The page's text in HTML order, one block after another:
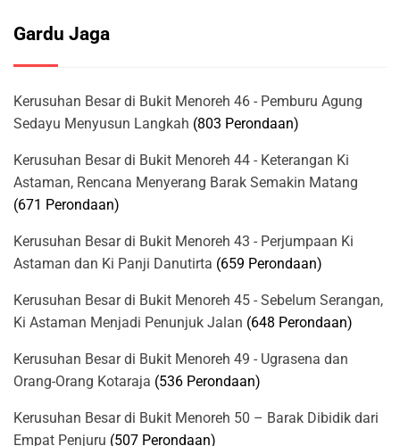
Gardu Jaga
Kerusuhan Besar di Bukit Menoreh 46 - Pemburu Agung
Sedayu Menyusun Langkah (803 Perondaan)
Kerusuhan Besar di Bukit Menoreh 44 - Keterangan Ki
Astaman, Rencana Menyerang Barak Semakin Matang
(671 Perondaan)
Kerusuhan Besar di Bukit Menoreh 43 - Perjumpaan Ki
Astaman dan Ki Panji Danutirta (659 Perondaan)
Kerusuhan Besar di Bukit Menoreh 45 - Sebelum Serangan,
Ki Astaman Menjadi Penunjuk Jalan (648 Perondaan)
Kerusuhan Besar di Bukit Menoreh 49 - Ugrasena dan
Orang-Orang Kotaraja (536 Perondaan)
Kerusuhan Besar di Bukit Menoreh 50 – Barak Dibidik dari
Empat Penjuru (507 Perondaan)